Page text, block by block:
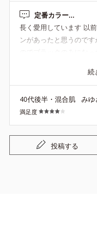
ください。 どうか！よ
定番カラー…
長く愛用しています 以
ンがあったと思うので
のでブラックのみにな
続
40代後半・混合肌 みゆ
満足度
投稿する